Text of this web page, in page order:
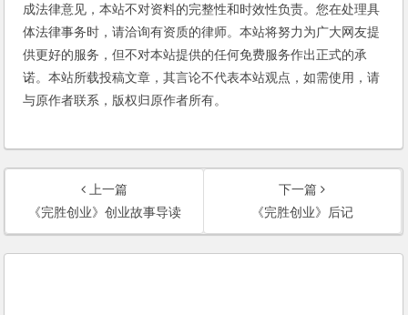
成法律意见，本站不对资料的完整性和时效性负责。您在处理具
体法律事务时，请洽询有资质的律师。本站将努力为广大网友提
供更好的服务，但不对本站提供的任何免费服务作出正式的承
诺。本站所载投稿文章，其言论不代表本站观点，如需使用，请
与原作者联系，版权归原作者所有。
上一篇
《完胜创业》创业故事导读
下一篇
《完胜创业》后记